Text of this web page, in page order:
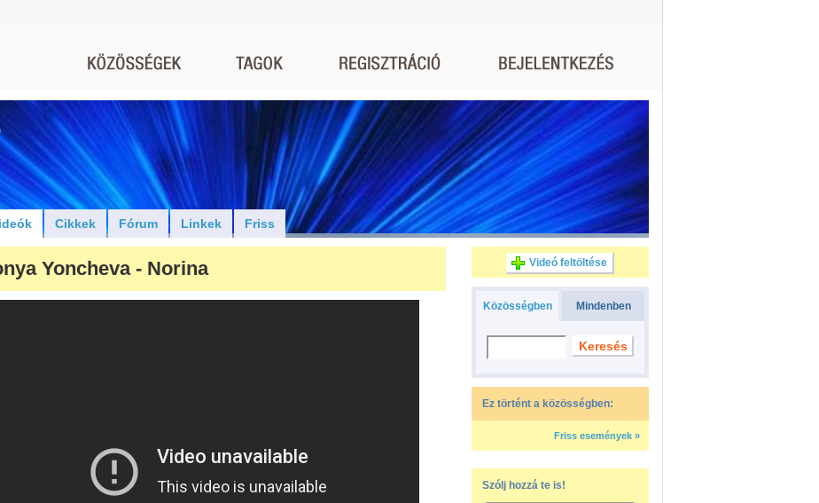
Cikkek Fórum Linkek Friss
Yoncheva - Norina Videó feltöltése
Közösségben Mindenben
Ez történt a közösségben:
Friss események »
Szólj hozzá te is!